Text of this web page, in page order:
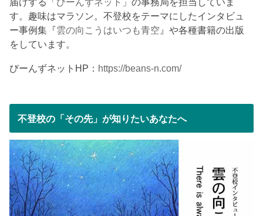
す。趣味はマラソン。不登校をテーマにしたインタビュ
ー事例集『雲の向こうはいつも青空 』や各種書籍の出版
をしています。
びーんずネットHP： https://beans-n.com/
不登校の「その先」が知りたいあなたへ